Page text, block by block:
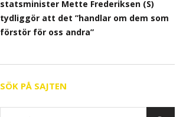
statsminister Mette Frederiksen (S)
tydliggör att det ”handlar om dem som
förstör för oss andra”
SÖK PÅ SAJTEN